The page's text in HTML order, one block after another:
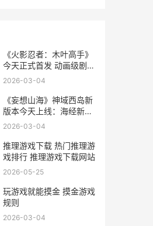
《火影忍者：木叶高手》
今天正式首发 动画级剧情
还原引爆热血DNA 火影忍
2026-03-04
《妄想山海》神域西岛新
版本今天上线：海经新
启，诸神异域 妄想山海神
2026-03-04
推理游戏下载 热门推理游
戏排行 推理游戏下载网站
2026-05-25
玩游戏就能摸金 摸金游戏
规则
2026-03-04